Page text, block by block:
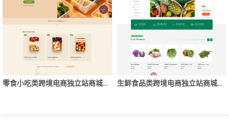
零食小吃类跨境电商独立站商城网站建设制作 生鲜食品类跨境电商独立站商城网站建设制作